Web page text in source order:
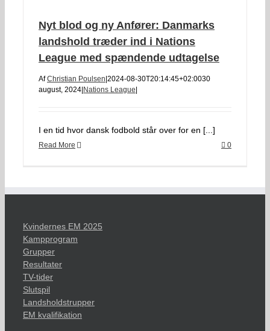
Nyt blod og ny Anfører: Danmarks
landshold træder ind i Nations
League med spændende udtagelse
AfChristian Poulsen 2024-08-30T20:14:45+02:0030
august, 2024 Nations League
I en tid hvor dansk fodbold står over for en [...]
Read More 0
Kvindernes EM 2025
Kampprogram
Grupper
Resultater
TV-tider
Slutspil
Landsholdstrupper
EM kvalifikation